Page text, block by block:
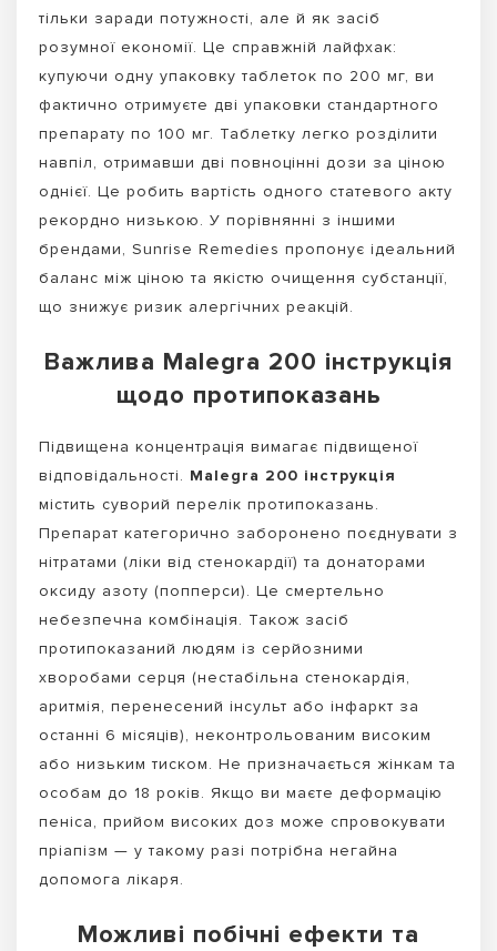
тільки заради потужності, але й як засіб
розумної економії. Це справжній лайфхак:
купуючи одну упаковку таблеток по 200 мг, ви
фактично отримуєте дві упаковки стандартного
препарату по 100 мг. Таблетку легко розділити
навпіл, отримавши дві повноцінні дози за ціною
однієї. Це робить вартість одного статевого акту
рекордно низькою. У порівнянні з іншими
брендами, Sunrise Remedies пропонує ідеальний
баланс між ціною та якістю очищення субстанції,
що знижує ризик алергічних реакцій.
Важлива Malegra 200 інструкція
щодо протипоказань
Підвищена концентрація вимагає підвищеної
відповідальності. Malegra 200 інструкція
містить суворий перелік протипоказань.
Препарат категорично заборонено поєднувати з
нітратами (ліки від стенокардії) та донаторами
оксиду азоту (попперси). Це смертельно
небезпечна комбінація. Також засіб
протипоказаний людям із серйозними
хворобами серця (нестабільна стенокардія,
аритмія, перенесений інсульт або інфаркт за
останні 6 місяців), неконтрольованим високим
або низьким тиском. Не призначається жінкам та
особам до 18 років. Якщо ви маєте деформацію
пеніса, прийом високих доз може спровокувати
пріапізм — у такому разі потрібна негайна
допомога лікаря.
Можливі побічні ефекти та